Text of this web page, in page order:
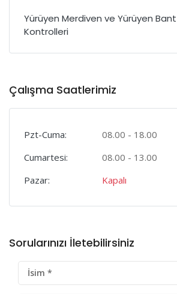
Yürüyen Merdiven ve Yürüyen
Kontrolleri
Çalışma Saatlerimiz
Pzt-Cuma:
08.00 - 18.00
Cumartesi:
08.00 - 13.00
Pazar:
Kapalı
Sorularınızı İletebilirsiniz